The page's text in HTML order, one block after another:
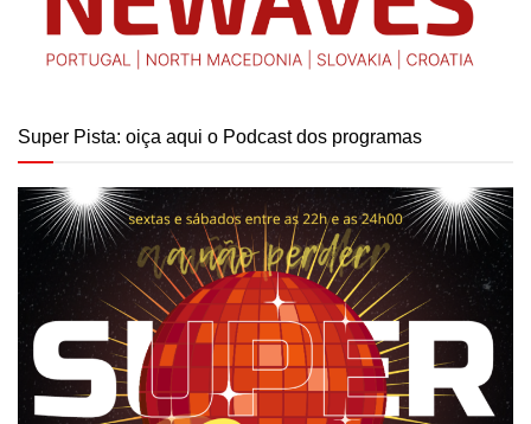
Super Pista: oiça aqui o Podcast dos programas